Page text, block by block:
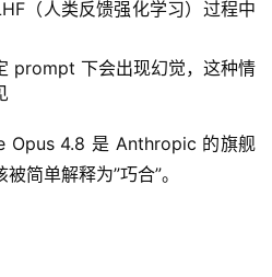
（人类反馈强化学习）过程中
prompt 下会出现幻觉，这种情
Opus 4.8 是 Anthropic 的旗舰
简单解释为”巧合”。